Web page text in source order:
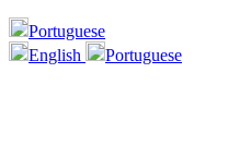
Portuguese
English
Portuguese